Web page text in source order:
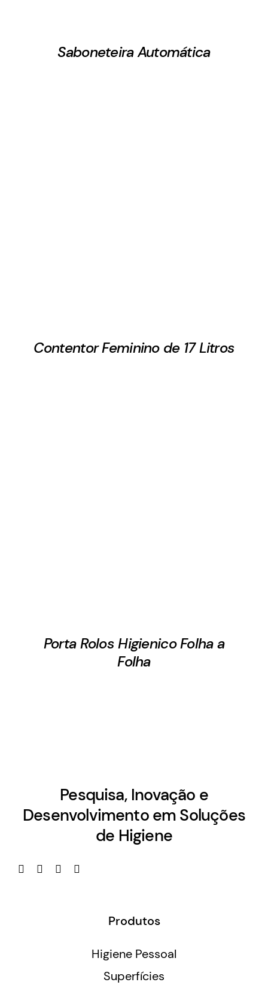
Saboneteira Automática
Contentor Feminino de 17 Litros
Porta Rolos Higienico Folha a
Folha
Pesquisa, Inovação e
Desenvolvimento em Soluções
de Higiene
Produtos
Higiene Pessoal
Superfícies